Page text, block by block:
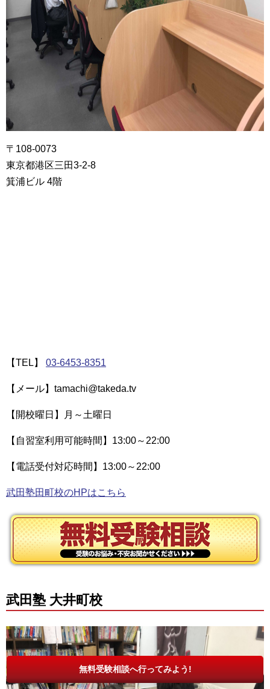
〒108-0073
東京都港区三田3-2-8
箕浦ビル 4階
【TEL】 03-6453-8351
【メール】tamachi@takeda.tv
【開校曜日】月～土曜日
【自習室利用可能時間】13:00～22:00
【電話受付対応時間】13:00～22:00
武田塾田町校のHPはこちら
武田塾 大井町校
無料受験相談へ行ってみよう!